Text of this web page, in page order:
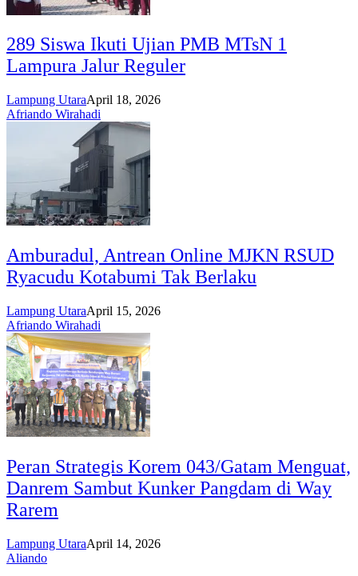
289 Siswa Ikuti Ujian PMB MTsN 1
Lampura Jalur Reguler
Lampung UtaraApril 18, 2026
Afriando Wirahadi
Amburadul, Antrean Online MJKN RSUD
Ryacudu Kotabumi Tak Berlaku
Lampung UtaraApril 15, 2026
Afriando Wirahadi
Peran Strategis Korem 043/Gatam Menguat,
Danrem Sambut Kunker Pangdam di Way
Rarem
Lampung UtaraApril 14, 2026
Aliando